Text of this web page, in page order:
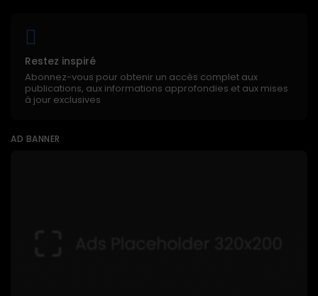
Restez inspiré
Abonnez-vous pour obtenir un accès complet aux
publications, aux informations approfondies et aux mises
à jour exclusives
AD BANNER